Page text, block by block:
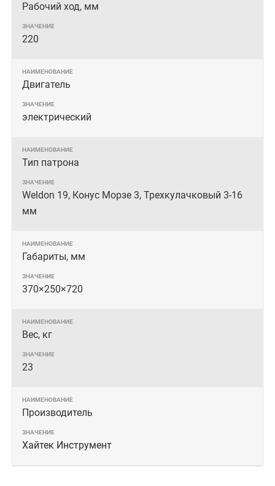
Рабочий ход, мм
220
Двигатель
электрический
Тип патрона
Weldon 19, Конус Морзе 3, Трехкулачковый 3-16
мм
Габариты, мм
370×250×720
Вес, кг
23
Производитель
Хайтек Инструмент